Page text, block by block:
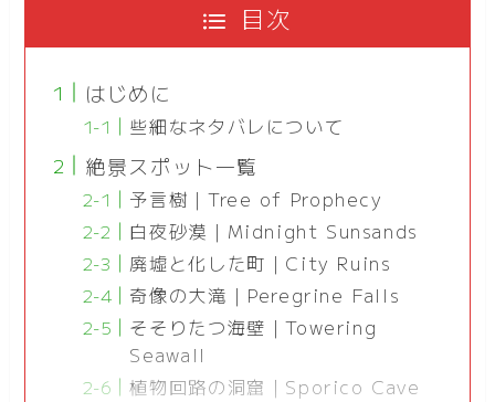
目次
はじめに
些細なネタバレについて
絶景スポット一覧
予言樹｜Tree of Prophecy
白夜砂漠｜Midnight Sunsands
廃墟と化した町｜City Ruins
奇像の大滝｜Peregrine Falls
そそりたつ海壁｜Towering
Seawall
植物回路の洞窟｜Sporico Cave